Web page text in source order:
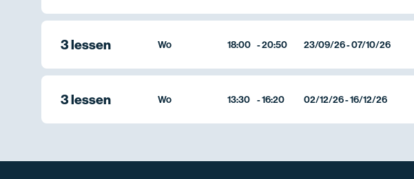
3 lessen Wo 18:00 -20:50 23/09/26 - 07/10/26
3 lessen Wo 13:30 -16:20 02/12/26 - 16/12/26